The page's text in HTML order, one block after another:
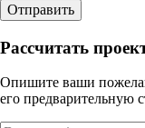
Отправить
Рассчитать
Опишите ваши
его предварительную